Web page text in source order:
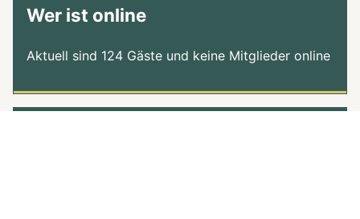
Wer ist online
Aktuell sind 124 Gäste und keine Mitglieder online